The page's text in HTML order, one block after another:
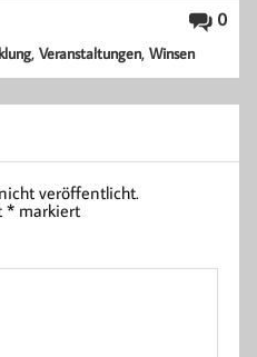
0
,Veranstaltungen,Winsen
veröffentlicht.
* markiert